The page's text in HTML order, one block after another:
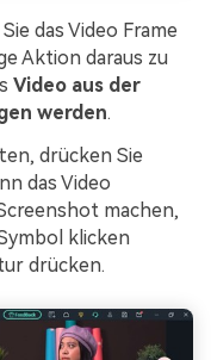
das Video Frame
Aktion daraus zu
Video aus der
werden.
drücken Sie
das Video
machen,
klicken
drücken.